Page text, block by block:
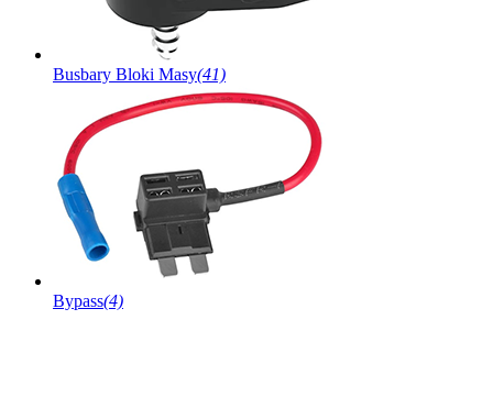
Busbary Bloki Masy(41)
Bypass(4)